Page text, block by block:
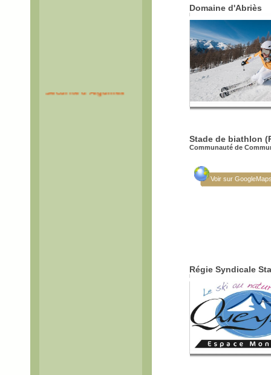
Domaine d'Abriès
Stade de biathlon
Communauté de
Voir sur
Régie Syndicale